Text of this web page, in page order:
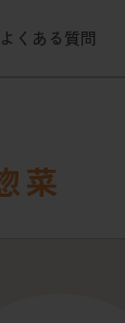
よくある質問
菜